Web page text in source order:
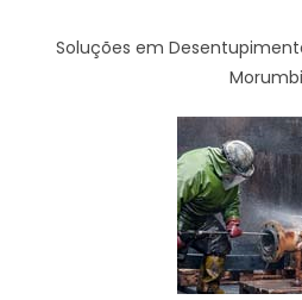
Soluções em
Morumbi